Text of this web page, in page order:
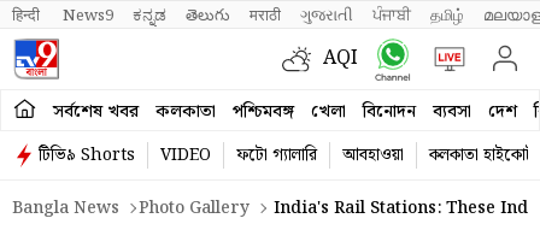
हिन्दी News9 ಕನ್ನಡ తెలుగు मराठी ગુજરાતી ਪੰਜਾਬੀ தமிழ்
AQI
সর্বশেষ খবর কলকাতা পশ্চিমবঙ্গ খেলা বিনোদন ব্যবসা দেশ
টিভি৯ Shorts VIDEO ফটো গ্যালারি আবহাওয়া
কলকাতা হাইকোর্ট
Bangla News
Photo Gallery India's Rail Stations: These